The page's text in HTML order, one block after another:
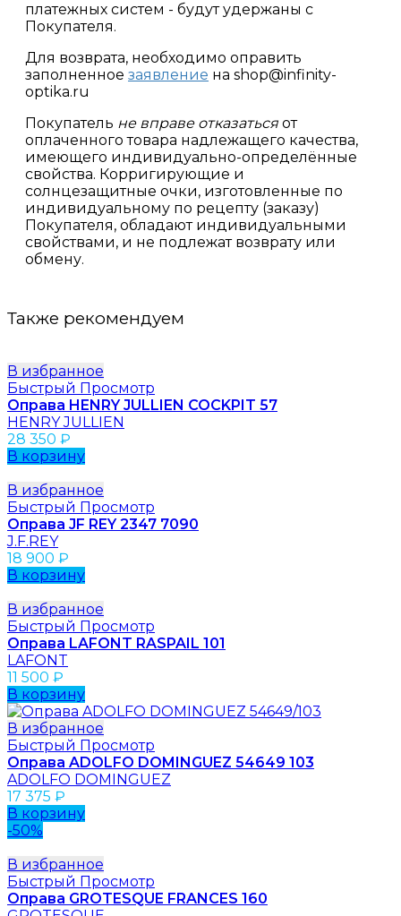
платежных систем - будут удержаны с
Покупателя.
Для возврата, необходимо оправить
заполненное заявление на shop@infinity-
optika.ru
Покупатель не вправе отказаться от
оплаченного товара надлежащего качества,
имеющего индивидуально-определённые
свойства. Корригирующие и
солнцезащитные очки, изготовленные по
индивидуальному по рецепту (заказу)
Покупателя, обладают индивидуальными
свойствами, и не подлежат возврату или
обмену.
Также рекомендуем
В избранное
Быстрый Просмотр
Оправа HENRY JULLIEN COCKPIT 57
HENRY JULLIEN
28 350 ₽
В корзину
В избранное
Быстрый Просмотр
Оправа JF REY 2347 7090
J.F.REY
18 900 ₽
В корзину
В избранное
Быстрый Просмотр
Оправа LAFONT RASPAIL 101
LAFONT
11 500 ₽
В корзину
В избранное
Быстрый Просмотр
Оправа ADOLFO DOMINGUEZ 54649 103
ADOLFO DOMINGUEZ
17 375 ₽
В корзину
-50%
В избранное
Быстрый Просмотр
Оправа GROTESQUE FRANCES 160